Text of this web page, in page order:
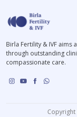
Birla Fertility & IVF
through outstanding
compassionate care.
Copyright